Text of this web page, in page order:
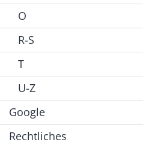
O
R-S
T
U-Z
Google
Rechtliches